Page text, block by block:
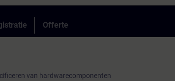
Offerte
van hardwarecomponenten